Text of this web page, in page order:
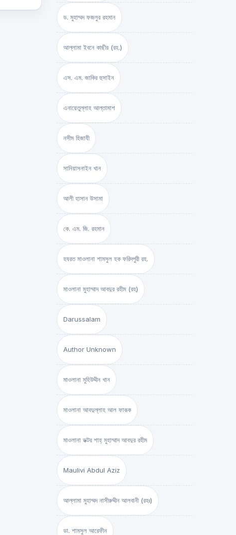
ড. মুহাম্মদ ফজলুর রহমান
আল্লামা ইবনে কাছীর (রহ.)
এস. এম. জাকির হুসাইন
এনায়েতুল্লাহ আল্‌তামাশ
নসীম হিজাযী
সানিয়াসনাইন খান
আলী হাসান উসামা
কে. এম. জি. রহমান
হযরত মাওলানা শামসুল হক ফরিদপুরী রহ.
মাওলানা মুহাম্মাদ আবদুর রহীম (রহ)
Darussalam
Author Unknown
মাওলানা মুহিউদ্দীন খান
মাওলানা আবদুল্লাহ আল ফারূক
মাওলানা ডক্টর শাহ্‌ মুহাম্মাদ আবদুর রহীম
Maulivi Abdul Aziz
আল্লামা মুহাম্মদ নাসীরুদ্দীন আলবানী (রহঃ)
ডা. শামসুল আরেফীন